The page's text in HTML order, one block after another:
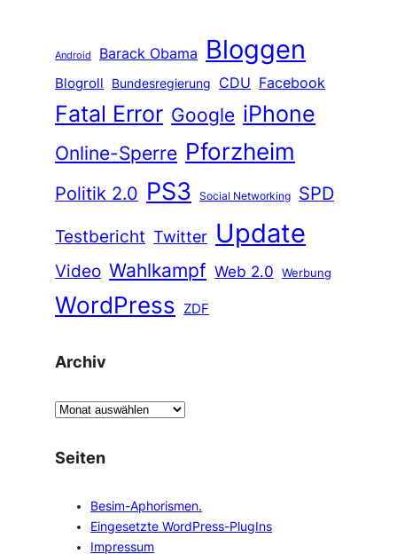
Android Barack Obama Bloggen
Blogroll Bundesregierung CDU Facebook
Fatal Error Google iPhone
Online-Sperre Pforzheim
Politik 2.0 PS3 Social Networking
SPD
Testbericht Twitter Update
Video Wahlkampf Web 2.0 Werbung
WordPress ZDF
Archiv
A
c
Seiten
Besim-Aphorismen.
Eingesetzte WordPress-PlugIns
Impressum